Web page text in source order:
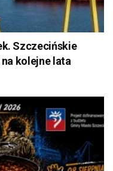
Szczecińskie
kolejne lata